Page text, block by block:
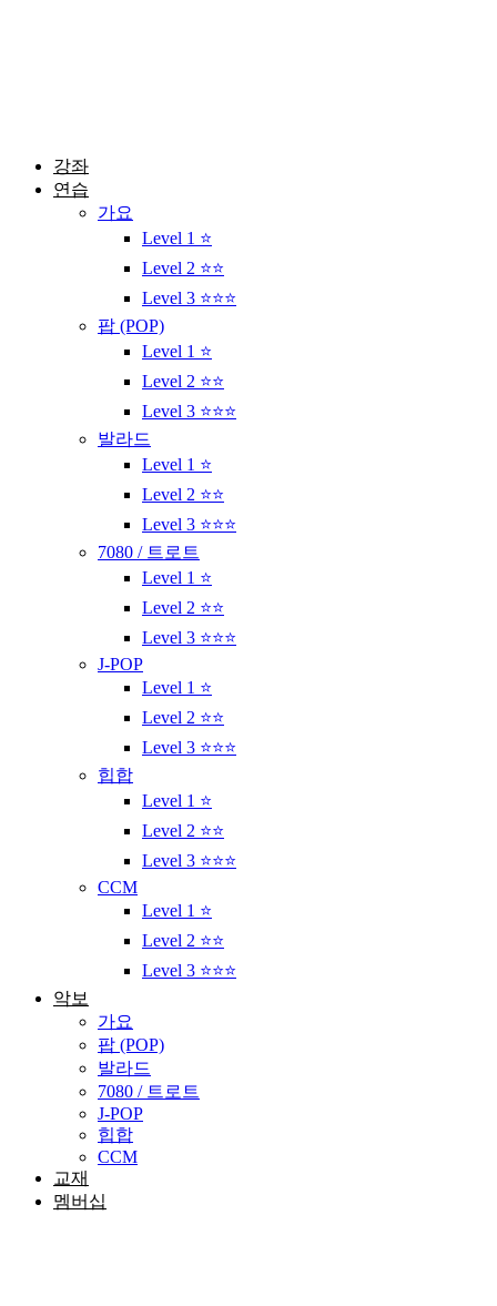
강좌
연습
가요
Level 1 ⭐
Level 2 ⭐⭐
Level 3 ⭐⭐⭐
팝 (POP)
Level 1 ⭐
Level 2 ⭐⭐
Level 3 ⭐⭐⭐
발라드
Level 1 ⭐
Level 2 ⭐⭐
Level 3 ⭐⭐⭐
7080 / 트로트
Level 1 ⭐
Level 2 ⭐⭐
Level 3 ⭐⭐⭐
J-POP
Level 1 ⭐
Level 2 ⭐⭐
Level 3 ⭐⭐⭐
힙합
Level 1 ⭐
Level 2 ⭐⭐
Level 3 ⭐⭐⭐
CCM
Level 1 ⭐
Level 2 ⭐⭐
Level 3 ⭐⭐⭐
악보
가요
팝 (POP)
발라드
7080 / 트로트
J-POP
힙합
CCM
교재
멤버십